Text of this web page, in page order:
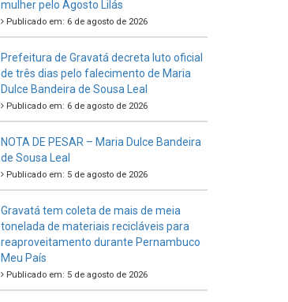
mulher pelo Agosto Lilás
Publicado em: 6 de agosto de 2026
Prefeitura de Gravatá decreta luto oficial
de três dias pelo falecimento de Maria
Dulce Bandeira de Sousa Leal
Publicado em: 6 de agosto de 2026
NOTA DE PESAR – Maria Dulce Bandeira
de Sousa Leal
Publicado em: 5 de agosto de 2026
Gravatá tem coleta de mais de meia
tonelada de materiais recicláveis para
reaproveitamento durante Pernambuco
Meu País
Publicado em: 5 de agosto de 2026